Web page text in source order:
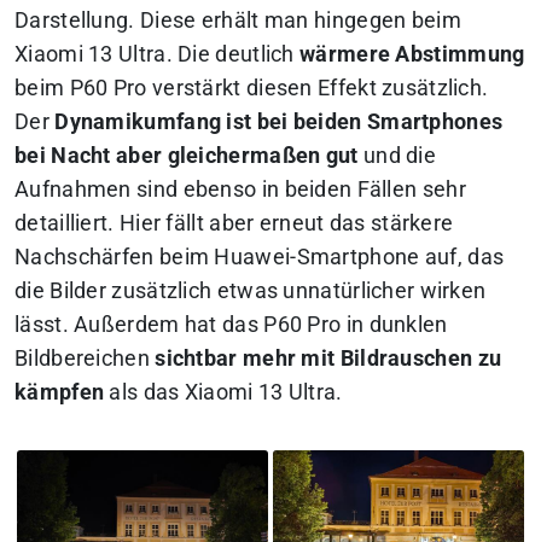
Darstellung. Diese erhält man hingegen beim
Xiaomi 13 Ultra. Die deutlichwärmere Abstimmung
beim P60 Pro verstärkt diesen Effekt zusätzlich.
Der Dynamikumfang ist bei beiden Smartphones
bei Nacht aber gleichermaßen gut und die
Aufnahmen sind ebenso in beiden Fällen sehr
detailliert. Hier fällt aber erneut das stärkere
Nachschärfen beim Huawei-Smartphone auf, das
die Bilder zusätzlich etwas unnatürlicher wirken
lässt. Außerdem hat das P60 Pro in dunklen
Bildbereichen sichtbar mehr mit Bildrauschen zu
kämpfen als das Xiaomi 13 Ultra.